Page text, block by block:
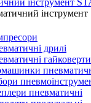
інструмент
дрилі
гайковерти
пневматичні